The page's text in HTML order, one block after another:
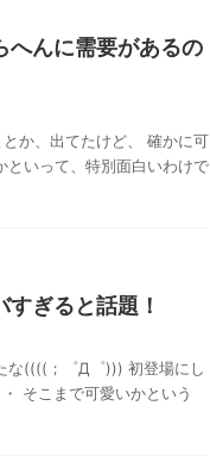
へんに需要があるの
か、出てたけど、 確かに可
といって、特別面白いわけで
ぎると話題！
な((((；゜Д゜))) 初登場にし
そこまで可愛いかという